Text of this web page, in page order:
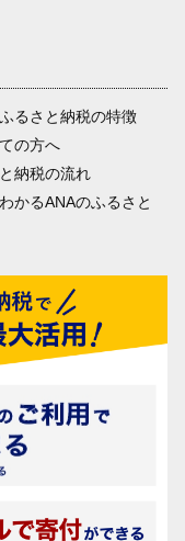
るさと納税の特徴
の方へ
納税の流れ
かるANAのふるさと